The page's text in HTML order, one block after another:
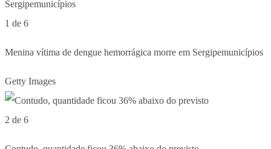
1 de 6
Menina vítima de dengue hemorrágica morre em Sergipemunicípios
Getty Images
2 de 6